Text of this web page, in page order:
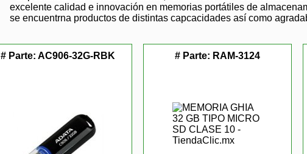
excelente calidad e innovación en memorias portátiles de
se encuentrna productos de distintas capcacidades así como
# Parte:AC906-32G-RBK # Parte: RAM-3124